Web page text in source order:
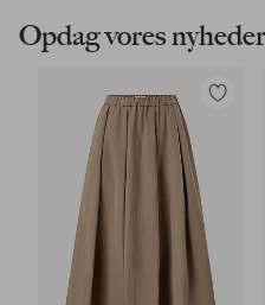
Opdag vores nyheder
Tilføj